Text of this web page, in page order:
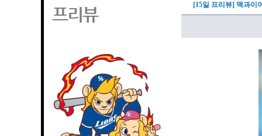
프리뷰 [15일 프리뷰] 맥과이